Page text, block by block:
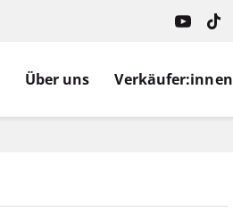
Über uns Verkäufer:innen